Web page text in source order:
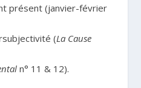
présent (janvier-février
(La Cause
n° 11 & 12).